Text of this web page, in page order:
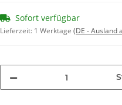
Sofort verfügbar
Lieferzeit: 1 Werktage (DE - Ausland